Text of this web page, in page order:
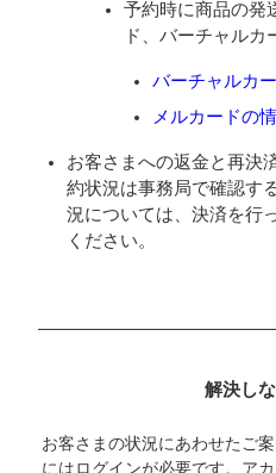
予約時に商品の発
ド、バーチャルカ
バーチャルカ
メルカードの
お客さまへの返金と再決
約状況は事務局で確認す
況については、決済を行
ください。
解決し
お客さまの状況にあわせたご
にはログインが必要です。ア